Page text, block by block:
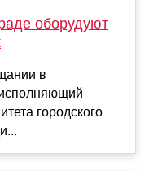
оборудуют
в
городского